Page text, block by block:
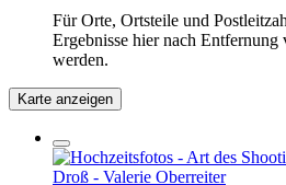
Für Orte, Ortsteile und
Ergebnisse hier nach
werden.
Karte anzeigen